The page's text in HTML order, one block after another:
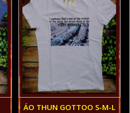
ÁO THUN GOTTOO S-M-L